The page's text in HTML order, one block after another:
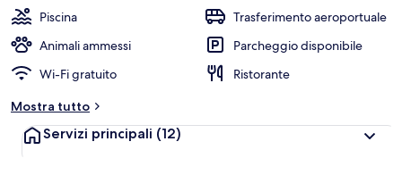
Piscina
Trasferimento aeroportuale
Animali ammessi
Parcheggio disponibile
Wi-Fi gratuito
Ristorante
Mostra tutto
Servizi principali (12)